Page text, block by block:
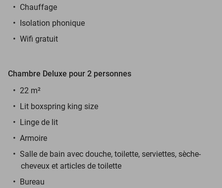
Chauffage
Isolation phonique
Wifi gratuit
Chambre Deluxe pour 2 personnes
22 m²
Lit boxspring king size
Linge de lit
Armoire
Salle de bain avec douche, toilette, serviettes, sèche-
cheveux et articles de toilette
Bureau